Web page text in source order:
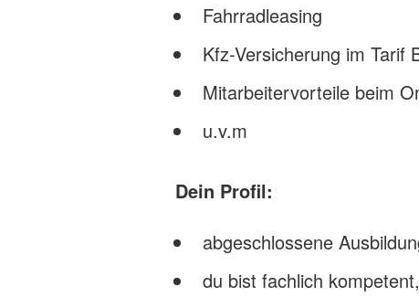
Fahrradleasing
Kfz-Versicherung im Tarif
Mitarbeitervorteile beim
u.v.m
Dein Profil:
abgeschlossene
du bist fachlich